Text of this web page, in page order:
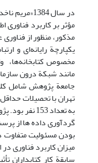
در سال
مؤثر بر کاربرد فناوری
مذکور، منظور از فناوری
یکپارچة رایانه‌ای و
مخصوص ‌کتابخانه‌ها،
مانند شبکة درون
جامعة پژوهش شامل
تهران با تحصیلات
به تعداد
گردآوری داده ها از
بودن مسئولیت متفاوت
میزان کاربرد فناوری
سابقة کار کتابداران